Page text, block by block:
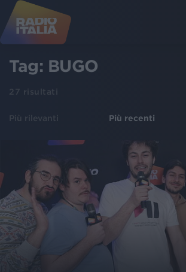
Tag: BUGO
27 risultati
Più rilevanti Più recenti